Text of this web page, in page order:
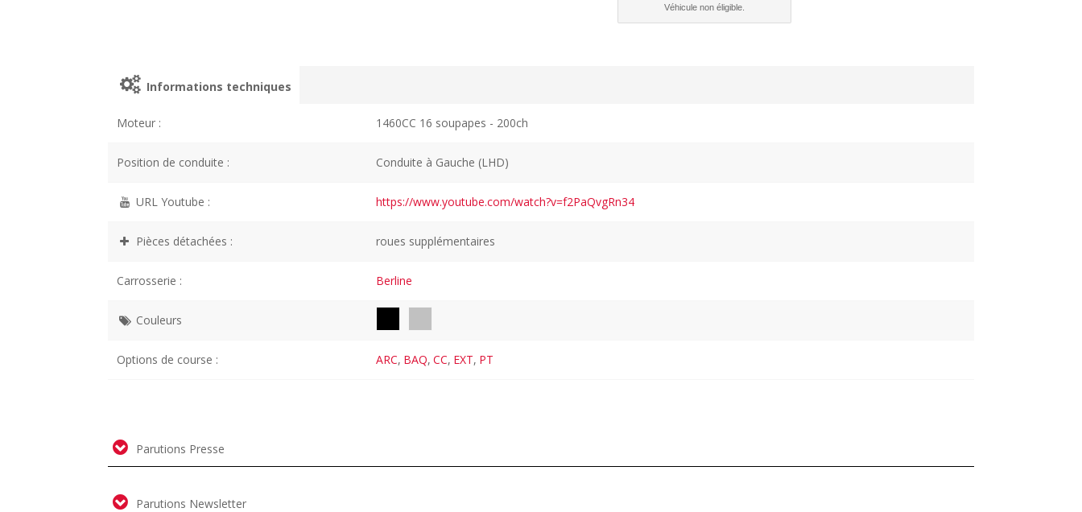
Véhicule non éligible.
Informations techniques
Moteur : 1460CC 16 soupapes - 200ch
Position de conduite : Conduite à Gauche (LHD)
URL Youtube : https://www.youtube.com/watch?v=f2PaQvgRn34
Pièces détachées : roues supplémentaires
Carrosserie : Berline
Couleurs
Options de course : ARC, BAQ, CC, EXT, PT
Parutions Presse
Parutions Newsletter